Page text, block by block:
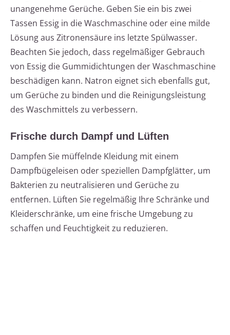
unangenehme Gerüche. Geben Sie ein bis zwei
Tassen Essig in die Waschmaschine oder eine milde
Lösung aus Zitronensäure ins letzte Spülwasser.
Beachten Sie jedoch, dass regelmäßiger Gebrauch
von Essig die Gummidichtungen der Waschmaschine
beschädigen kann. Natron eignet sich ebenfalls gut,
um Gerüche zu binden und die Reinigungsleistung
des Waschmittels zu verbessern.
Frische durch Dampf und Lüften
Dampfen Sie müffelnde Kleidung mit einem
Dampfbügeleisen oder speziellen Dampfglätter, um
Bakterien zu neutralisieren und Gerüche zu
entfernen. Lüften Sie regelmäßig Ihre Schränke und
Kleiderschränke, um eine frische Umgebung zu
schaffen und Feuchtigkeit zu reduzieren.